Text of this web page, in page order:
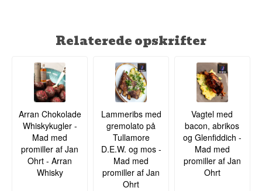
Relaterede opskrifter
Arran Chokolade
Whiskykugler -
Mad med
promiller af Jan
Ohrt - Arran
Whisky
Lammeribs med
gremolato på
Tullamore
D.E.W. og mos -
Mad med
promiller af Jan
Ohrt
Vagtel med
bacon, abrikos
og Glenfiddich -
Mad med
promiller af Jan
Ohrt